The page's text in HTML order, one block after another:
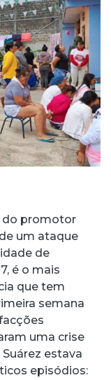
do promotor
um ataque
de
é o mais
que tem
semana
uma crise
estava
episódios: